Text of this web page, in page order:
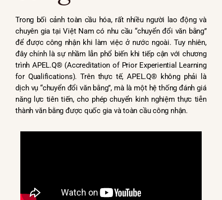
Trong bối cảnh toàn cầu hóa, rất nhiều người lao động và
chuyên gia tại Việt Nam có nhu cầu “chuyển đổi văn bằng”
để được công nhận khi làm việc ở nước ngoài. Tuy nhiên,
đây chính là sự nhầm lẫn phổ biến khi tiếp cận với chương
trình APEL.Q® (Accreditation of Prior Experiential Learning
for Qualifications). Trên thực tế, APEL.Q® không phải là
dịch vụ “chuyển đổi văn bằng”, mà là một hệ thống đánh giá
năng lực tiên tiến, cho phép chuyển kinh nghiệm thực tiễn
thành văn bằng được quốc gia và toàn cầu công nhận.